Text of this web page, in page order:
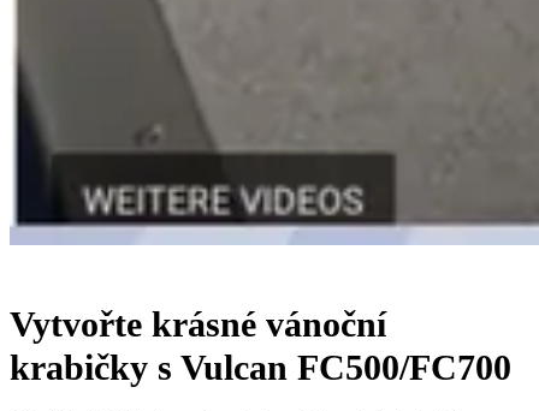
Vytvořte krásné vánoční
krabičky s Vulcan FC500/FC700